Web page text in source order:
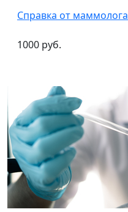
Справка от маммолога
1000 руб.